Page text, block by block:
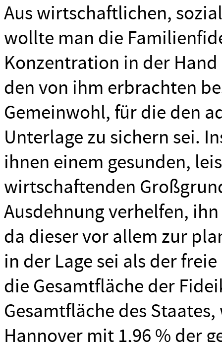
Aus wirtschaftlichen,
wollte man die
Konzentration in der
den von ihm erbrachten
Gemeinwohl, für die den
Unterlage zu sichern sei.
ihnen einem gesunden,
wirtschaftenden
Ausdehnung verhelfen,
da dieser vor allem zur
in der Lage sei als der
die Gesamtfläche der
Gesamtfläche des
Hannover mit 1,96 % der